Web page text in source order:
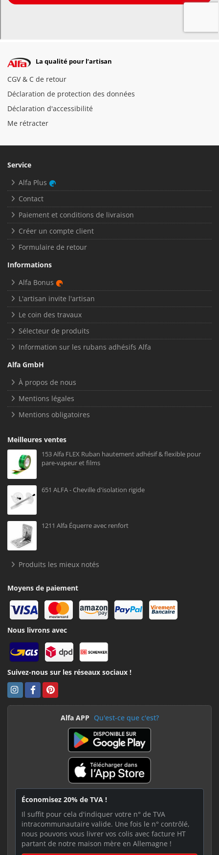
La qualité pour l’artisan
CGV & C de retour
Déclaration de protection des données
Déclaration d'accessibilité
Me rétracter
Service
Alfa Plus
Contact
Paiement et conditions de livraison
Créer un compte client
Formulaire de retour
Informations
Alfa Bonus
L'artisan invite l'artisan
Le coin des travaux
Sélecteur de produits
Information sur les rubans adhésifs Alfa
Alfa GmbH
À propos de nous
Mentions légales
Mentions obligatoires
Meilleures ventes
153 Alfa FLEX Ruban hautement adhésif & flexible pour
pare-vapeur et films
651 ALFA - Cheville d'isolation rigide
1211 Alfa Équerre avec renfort
Produits les mieux notés
Moyens de paiement
Nous livrons avec
Suivez-nous sur les réseaux sociaux !
Alfa APP Qu'est-ce que c'est?
Économisez 20% de TVA !
Il suffit pour cela d'indiquer votre n° de TVA
intracommunautaire valide. Une fois le n° contrôlé,
nous pouvons vous livrer vos colis avec facture HT
partant de notre maison mère en Allemagne !